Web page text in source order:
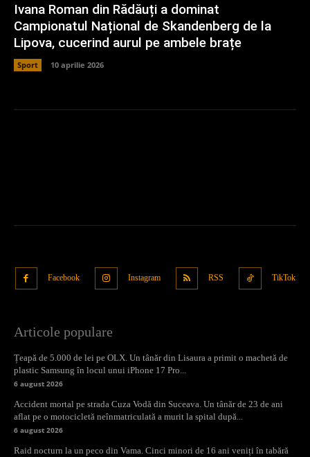
Ivana Roman din Rădăuți a dominat
Campionatul Național de Skandenberg de la
Lipova, cucerind aurul pe ambele brațe
Sport 10 aprilie 2026
Facebook Instagram RSS TikTok
Articole populare
Țeapă de 5.000 de lei pe OLX. Un tânăr din Lisaura a primit o machetă de
plastic Samsung în locul unui iPhone 17 Pro...
6 august 2026
Accident mortal pe strada Cuza Vodă din Suceava. Un tânăr de 23 de ani
aflat pe o motocicletă neînmatriculată a murit la spital după...
6 august 2026
Raid nocturn la un peco din Vama. Cinci minori de 16 ani veniți în tabără